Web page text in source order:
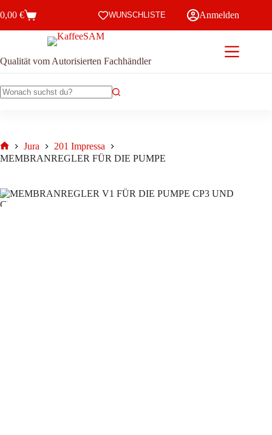
Inhalt
Warenkorb
0,00 € WUNSCHLISTE Anmelden
Qualität vom Autorisierten Fachhändler
Start
Jura
201 Impressa
MEMBRANREGLER FÜR DIE PUMPE